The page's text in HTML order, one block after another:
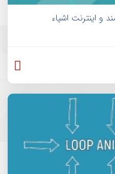
و اینترنت اشیاء